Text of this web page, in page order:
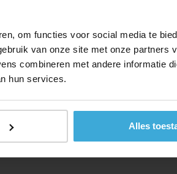
om functies voor social media te
van onze site met onze partners
combineren met andere informatie
hun services.
Alles
0,00
€ 0,00
BTW